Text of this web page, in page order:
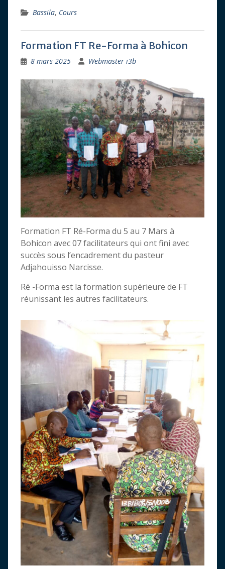
Bassila, Cours
Formation FT Re-Forma à Bohicon
8 mars 2025 Webmaster i3b
Formation FT Ré-Forma du 5 au 7 Mars à
Bohicon avec 07 facilitateurs qui ont fini avec
succès sous l’encadrement du pasteur
Adjahouisso Narcisse.
Ré -Forma est la formation supérieure de FT
réunissant les autres facilitateurs.